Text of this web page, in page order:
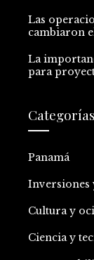
Las
cambiaron
La
para
Categorías
Panamá
Inversiones
Cultura y
Ciencia y